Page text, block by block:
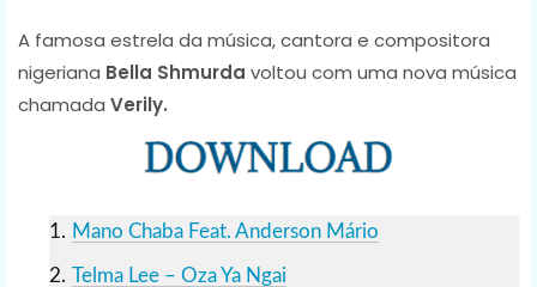
A famosa estrela da música, cantora e compositora
nigeriana Bella Shmurda voltou com uma nova música
chamada Verily.
Mano Chaba Feat. Anderson Mário
Telma Lee – Oza Ya Ngai